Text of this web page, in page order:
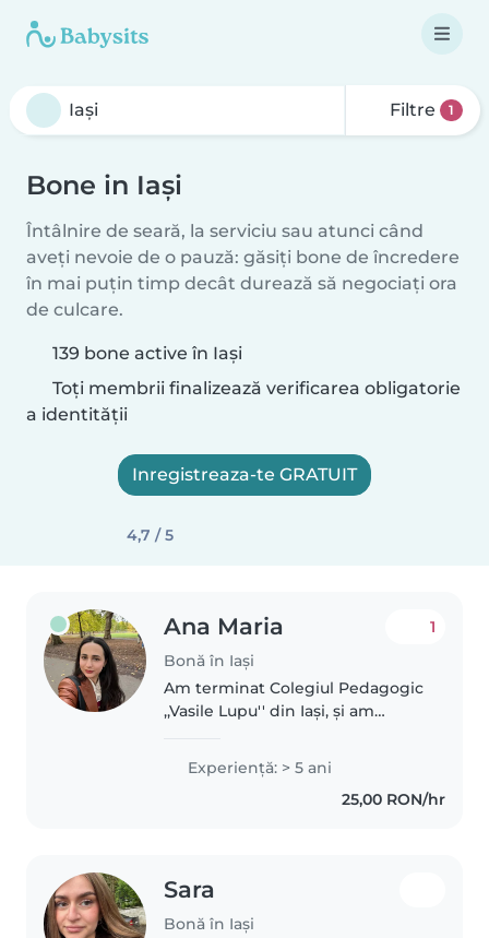
Filtre 1
Bone in Iași
Întâlnire de seară, la serviciu sau atunci când
aveți nevoie de o pauză: găsiți bone de încredere
în mai puțin timp decât durează să negociați ora
de culcare.
139 bone active în Iași
Toți membrii finalizează verificarea obligatorie
a identității
Inregistreaza-te GRATUIT
4,7 / 5
Ana Maria
Bonă în Iași
1
Am terminat Colegiul Pedagogic
,,Vasile Lupu'' din Iași, și am
Psihologie Alexandru I. Cuza din
Iași. Am mai lucrat ca bona pe
timpul facultății dar si dupa,..
Experienţă: > 5 ani
25,00 RON/hr
Sara
Bonă în Iași